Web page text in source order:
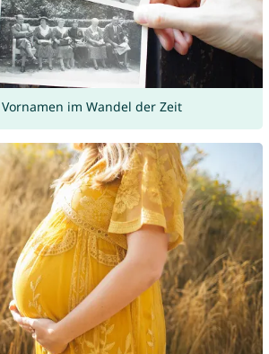
im Wandel der Zeit